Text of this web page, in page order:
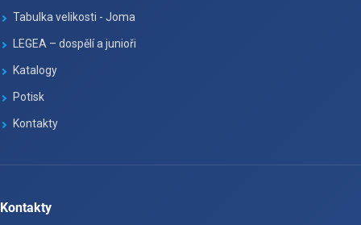
Tabulka velikosti - Joma
LEGEA – dospělí a junioři
Katalogy
Potisk
Kontakty
Kontakty